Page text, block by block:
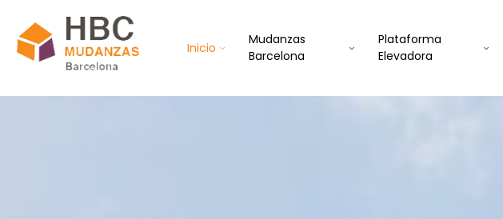
Inicio
Mudanzas
Barcelona
Plataforma
Elevadora